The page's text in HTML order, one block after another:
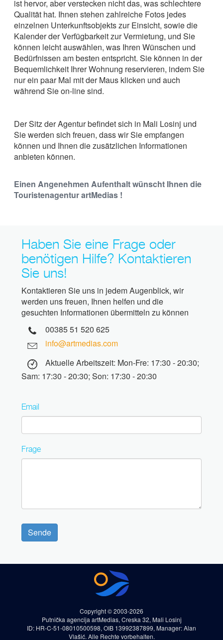
ist hervor, aber verstecken nicht das, was schlechtere
Qualität hat. Ihnen stehen zahlreiche Fotos jedes
einzelnen Unterkunftsobjekts zur Einsicht, sowie die
Kalender der Verfügbarkeit zur Vermietung, und Sie
können leicht auswählen, was Ihren Wünschen und
Bedürfnissen am besten entspricht. Sie können in der
Bequemlichkeit Ihrer Wohnung reservieren, indem Sie
nur ein paar Mal mit der Maus klicken und auch
während Sie on-line sind.
Der Sitz der Agentur befindet sich in Mali Losinj und
Sie werden sich freuen, dass wir Sie empfangen
können und Ihnen die zusätzlichen Informationen
anbieten können.
Einen Angenehmen Aufenthalt wünscht Ihnen die
Touristenagentur artMedias !
Haben Sie eine Frage oder
benötigen Hilfe? Kontaktieren
Sie uns!
Kontaktieren Sie uns in jedem Augenblick, wir
werden uns freuen, Ihnen helfen und die
gesuchten Informationen übermitteln zu können
00385 51 520 625
info@artmedias.com
Aktuelle Arbeitszeit: Mon-Fre: 17:30 - 20:30;
Sam: 17:30 - 20:30; Son: 17:30 - 20:30
Email
Frage
Sende
Copyright © 2003-2026
Putnička agencija artMedias, Creska 32, Mali Losinj
ID: HR-C-51-08010500598, OIB 13992387899, Manager: Alan
Vlašić. Alle Rechte vorbehalten.